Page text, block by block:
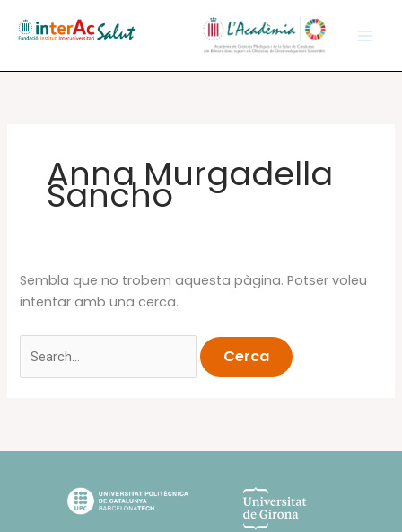
Anna Murgadella
Sancho
Sembla que no trobem aquesta pàgina. Potser voleu
intentar amb una cerca.